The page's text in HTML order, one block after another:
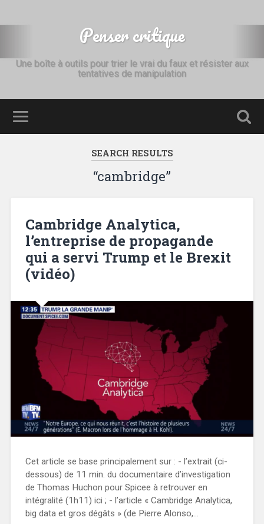
Penser critique
Une boîte à outils pour trier le vrai du faux et résister aux
tentatives de manipulation
SEARCH RESULTS
“cambridge”
Cambridge Analytica,
l’entreprise de propagande
qui a servi Trump et le Brexit
(vidéo)
Cet article se base principalement sur : - l’extrait (ci-
dessous) de 11 min. du documentaire d’investigation
de Thomas Huchon pour Spicee à retrouver en
intégralité (1h11) ici ; - l’article « Cambridge Analytica,
big data et gros dégâts » (de Pierre Alonso,…